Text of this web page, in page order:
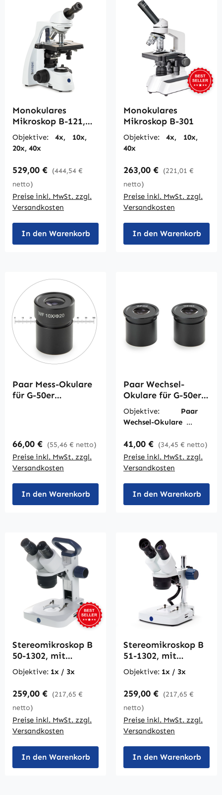
Monokulares
Mikroskop B-121,
bis 400fach
Objektive: 4x, 10x,
20x, 40x
Regulärer Preis:
529,00 € (444,54 €
netto)
Preise inkl. MwSt. zzgl.
Versandkosten
In den Warenkorb
Monokulares
Mikroskop B-301
Objektive: 4x, 10x,
40x
Regulärer Preis:
263,00 € (221,01 €
netto)
Preise inkl. MwSt. zzgl.
Versandkosten
In den Warenkorb
Paar Mess-Okulare
für G-50er
Regulärer Preis:
66,00 € (55,46 € netto)
Preise inkl. MwSt. zzgl.
Versandkosten
In den Warenkorb
Paar Wechsel-
Okulare für G-50er
Mikroskope
Objektive: Paar
Wechsel-Okulare WF
mm
Regulärer Preis:
41,00 € (34,45 € netto)
Preise inkl. MwSt. zzgl.
Versandkosten
In den Warenkorb
Stereomikroskop B
50-1302, mit
großem Tragegriff
Objektive: 1x / 3x
Regulärer Preis:
259,00 € (217,65 €
netto)
Preise inkl. MwSt. zzgl.
Versandkosten
In den Warenkorb
Stereomikroskop B
51-1302, mit
Säulenstativ
Objektive: 1x / 3x
Regulärer Preis:
259,00 € (217,65 €
netto)
Preise inkl. MwSt. zzgl.
Versandkosten
In den Warenkorb